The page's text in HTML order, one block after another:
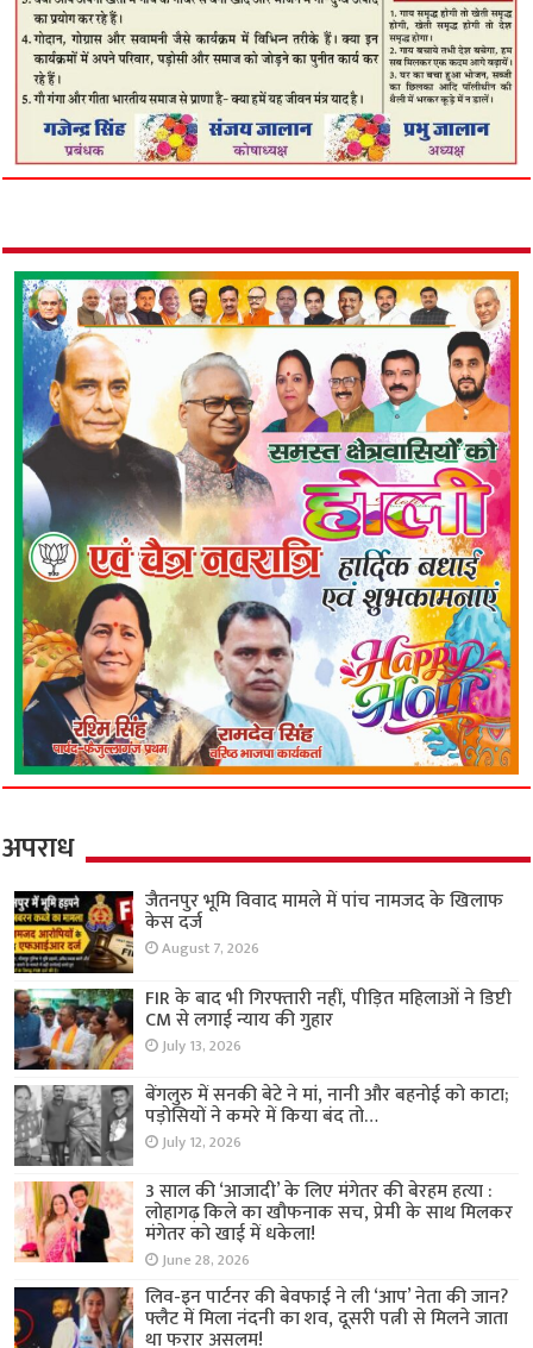
अपराध
जैतनपुर भूमि विवाद मामले में पांच नामजद के खिलाफ
केस दर्ज
August 7, 2026
FIR के बाद भी गिरफ्तारी नहीं, पीड़ित महिलाओं ने डिप्टी
CM से लगाई न्याय की गुहार
July 13, 2026
बेंगलुरु में सनकी बेटे ने मां, नानी और बहनोई को काटा;
पड़ोसियों ने कमरे में किया बंद तो…
July 12, 2026
3 साल की ‘आजादी’ के लिए मंगेतर की बेरहम हत्या :
लोहागढ़ किले का खौफनाक सच, प्रेमी के साथ मिलकर
मंगेतर को खाई में धकेला!
June 28, 2026
लिव-इन पार्टनर की बेवफाई ने ली ‘आप’ नेता की जान?
फ्लैट में मिला नंदनी का शव, दूसरी पत्नी से मिलने जाता
था फरार असलम!